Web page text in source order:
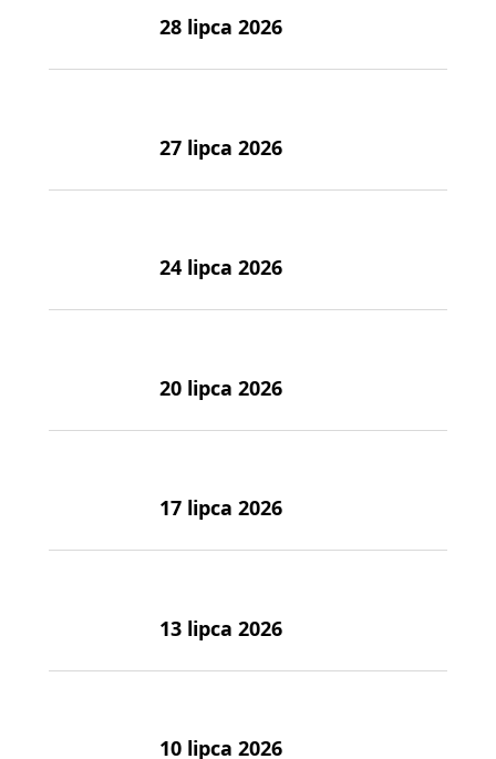
28 lipca 2026
27 lipca 2026
24 lipca 2026
20 lipca 2026
17 lipca 2026
13 lipca 2026
10 lipca 2026